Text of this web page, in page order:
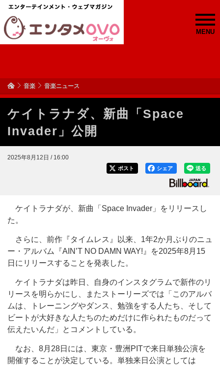
MENU
音楽 音楽ニュース
ケイトラナダ、新曲「Space
Invader」公開
2025年8月12日 / 16:00
送る
シェア
ポスト
ケイトラナダが、新曲「Space Invader」をリリースし
た。
さらに、前作『タイムレス』以来、1年2か月ぶりのニュ
ー・アルバム『AIN’T NO DAMN WAY!』を2025年8月15
日にリリースすることを発表した。
ケイトラナダは昨日、自身のインスタグラムで新作のリ
リースを明らかにし、またストーリーズでは「このアルバ
ムは、トレーニングやダンス、勉強をする人たち、そして
ビートが大好きな人たちのためだけに作られたものだって
伝えたいんだ」とコメントしている。
なお、8月28日には、東京・豊洲PITで来日単独公演を
開催することが決定している。単独来日公演としては